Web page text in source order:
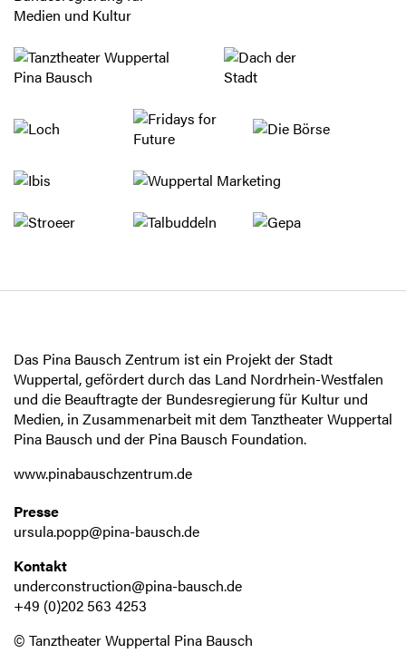
Das Pina Bausch Zentrum ist ein Projekt der Stadt
Wuppertal, gefördert durch das Land Nordrhein-Westfalen
und die Beauftragte der Bundesregierung für Kultur und
Medien, in Zusammenarbeit mit dem Tanztheater Wuppertal
Pina Bausch und der Pina Bausch Foundation.
www.pinabauschzentrum.de
Presse
ursula.popp@pina-bausch.de
Kontakt
underconstruction@pina-bausch.de
+49 (0)202 563 4253
© Tanztheater Wuppertal Pina Bausch